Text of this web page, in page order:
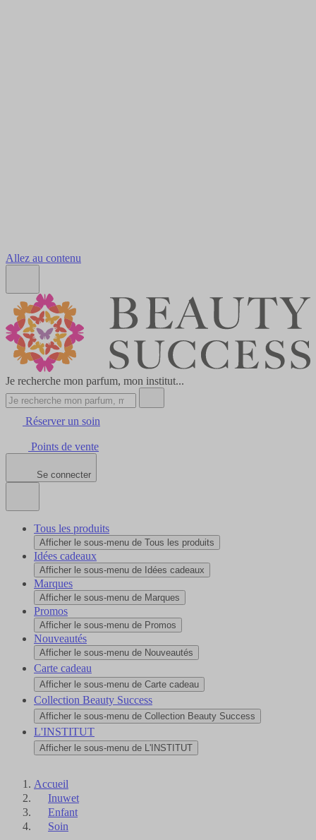
Allez au contenu
Je recherche mon parfum, mon institut...
Réserver un soin
Points de vente
Se connecter
Tous les produits
Afficher le sous-menu de Tous les produits
Idées cadeaux
Afficher le sous-menu de Idées cadeaux
Marques
Afficher le sous-menu de Marques
Promos
Afficher le sous-menu de Promos
Nouveautés
Afficher le sous-menu de Nouveautés
Carte cadeau
Afficher le sous-menu de Carte cadeau
Collection Beauty Success
Afficher le sous-menu de Collection Beauty Success
L'INSTITUT
Afficher le sous-menu de L'INSTITUT
Accueil
Inuwet
Enfant
Soin